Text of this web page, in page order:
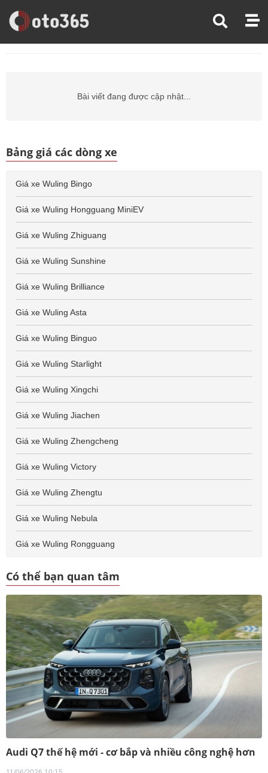
Trang Chủ Giá Xe Ô Tô
Bài viết đang được cập nhật...
Bảng giá các dòng xe
Giá xe Wuling Bingo
Giá xe Wuling Hongguang MiniEV
Giá xe Wuling Zhiguang
Giá xe Wuling Sunshine
Giá xe Wuling Brilliance
Giá xe Wuling Asta
Giá xe Wuling Binguo
Giá xe Wuling Starlight
Giá xe Wuling Xingchi
Giá xe Wuling Jiachen
Giá xe Wuling Zhengcheng
Giá xe Wuling Victory
Giá xe Wuling Zhengtu
Giá xe Wuling Nebula
Giá xe Wuling Rongguang
Có thể bạn quan tâm
Audi Q7 thế hệ mới - cơ bắp và nhiều công nghệ hơn